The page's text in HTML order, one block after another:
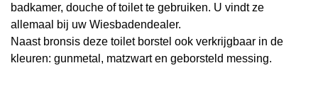
badkamer, douche of toilet te gebruiken. U vindt ze
allemaal bij uw Wiesbadendealer.
Naast bronsis deze toilet borstel ook verkrijgbaar in de
kleuren: gunmetal, matzwart en geborsteld messing.